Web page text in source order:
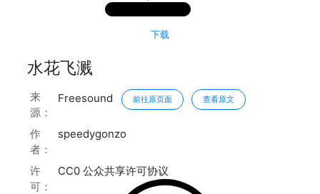
下载
水花飞溅
来
源：
Freesound 前往原页面 查看原文
作
者：
speedygonzo
许
可：
CC0 公众共享许可协议